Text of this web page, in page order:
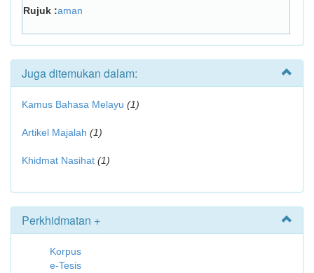
Rujuk :aman
Juga ditemukan dalam:
Kamus Bahasa Melayu (1)
Artikel Majalah (1)
Khidmat Nasihat (1)
Perkhidmatan +
Korpus
e-Tesis